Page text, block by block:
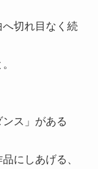
切れ目なく続
ス」がある
にしあげる、